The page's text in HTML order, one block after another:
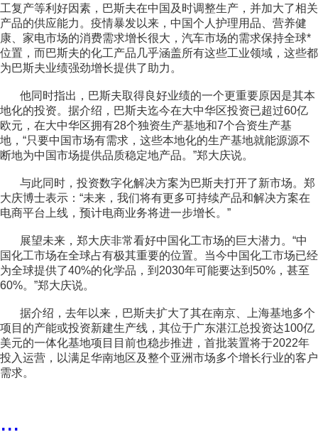
工复产等利好因素，巴斯夫在中国及时调整生产，并加大了相关
产品的供应能力。疫情暴发以来，中国个人护理用品、营养健
康、家电市场的消费需求增长很大，汽车市场的需求保持全球*
位置，而巴斯夫的化工产品几乎涵盖所有这些工业领域，这些都
为巴斯夫业绩强劲增长提供了助力。
他同时指出，巴斯夫取得良好业绩的一个更重要原因是其本
地化的投资。据介绍，巴斯夫迄今在大中华区投资已超过60亿
欧元，在大中华区拥有28个独资生产基地和7个合资生产基
地，“只要中国市场有需求，这些本地化的生产基地就能源源不
断地为中国市场提供品质稳定地产品。”郑大庆说。
与此同时，投资数字化解决方案为巴斯夫打开了新市场。郑
大庆博士表示：“未来，我们将有更多可持续产品和解决方案在
电商平台上线，预计电商业务将进一步增长。”
展望未来，郑大庆非常看好中国化工市场的巨大潜力。“中
国化工市场在全球占有极其重要的位置。当今中国化工市场已经
为全球提供了40%的化学品，到2030年可能要达到50%，甚至
60%。”郑大庆说。
据介绍，去年以来，巴斯夫扩大了其在南京、上海基地多个
项目的产能或投资新建生产线，其位于广东湛江总投资达100亿
美元的一体化基地项目目前也稳步推进，首批装置将于2022年
投入运营，以满足华南地区及整个亚洲市场多个增长行业的客户
需求。
...